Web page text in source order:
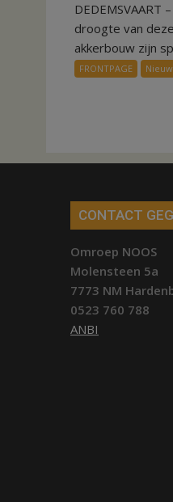
DEDEMSVAART
droogte van
akkerbouw zijn
FRONTPAGE
CONTACT
Omroep NOOS
Molensteen 5a
7773 NM
0523 760 788
ANBI